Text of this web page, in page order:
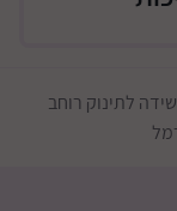
שידה לתינוק רוחב